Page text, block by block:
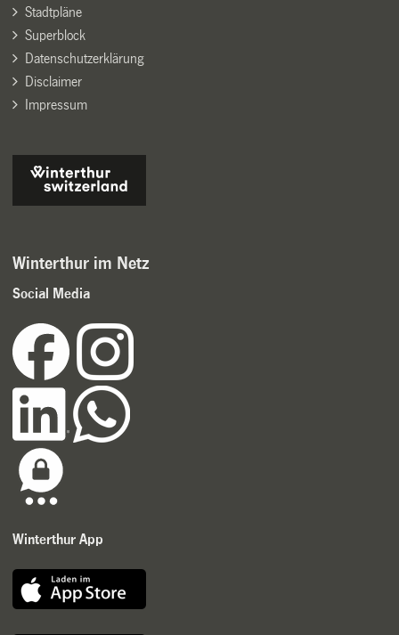
Stadtpläne
Superblock
Datenschutzerklärung
Disclaimer
Impressum
Winterthur im Netz
Social Media
Winterthur App